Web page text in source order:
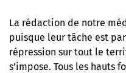
La rédaction de notre
puisque leur tâche est
répression sur tout le
s’impose. Tous les hauts